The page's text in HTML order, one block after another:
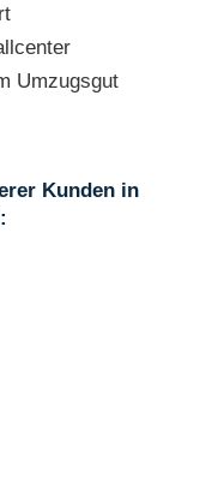
Umzugsgut
Kunden in